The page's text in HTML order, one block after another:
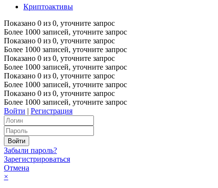
Криптоактивы
Показано 0 из 0, уточните запрос
Более 1000 записей, уточните запрос
Показано 0 из 0, уточните запрос
Более 1000 записей, уточните запрос
Показано 0 из 0, уточните запрос
Более 1000 записей, уточните запрос
Показано 0 из 0, уточните запрос
Более 1000 записей, уточните запрос
Показано 0 из 0, уточните запрос
Более 1000 записей, уточните запрос
Войти | Регистрация
Забыли пароль?
Зарегистрироваться
Отмена
×